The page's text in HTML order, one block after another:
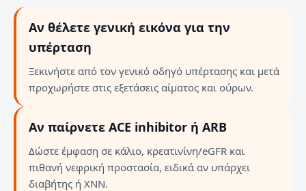
Αν θέλετε γενική εικόνα για την
υπέρταση
Ξεκινήστε από τον γενικό οδηγό υπέρτασης και μετά
προχωρήστε στις εξετάσεις αίματος και ούρων.
Αν παίρνετε ACE inhibitor ή ARB
Δώστε έμφαση σε κάλιο, κρεατινίνη/eGFR και
πιθανή νεφρική προστασία, ειδικά αν υπάρχει
διαβήτης ή ΧΝΝ.